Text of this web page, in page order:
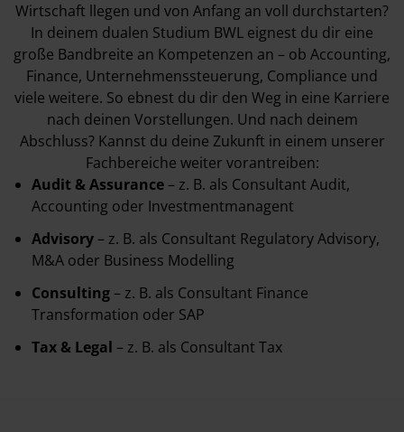
Wirtschaft llegen und von Anfang an voll durchstarten?
In deinem dualen Studium BWL eignest du dir eine
große Bandbreite an Kompetenzen an – ob Accounting,
Finance, Unternehmenssteuerung, Compliance und
viele weitere. So ebnest du dir den Weg in eine Karriere
nach deinen Vorstellungen. Und nach deinem
Abschluss? Kannst du deine Zukunft in einem unserer
Fachbereiche weiter vorantreiben:
Audit & Assurance – z. B. als Consultant Audit,
Accounting oder Investmentmanagent
Advisory – z. B. als Consultant Regulatory Advisory,
M&A oder Business Modelling
Consulting – z. B. als Consultant Finance
Transformation oder SAP
Tax & Legal – z. B. als Consultant Tax